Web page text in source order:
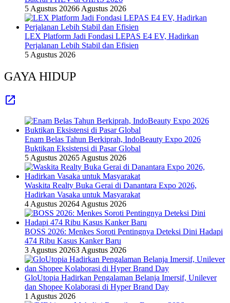
5 Agustus 20266 Agustus 2026
LEX Platform Jadi Fondasi LEPAS E4 EV, Hadirkan
Perjalanan Lebih Stabil dan Efisien
5 Agustus 2026
GAYA HIDUP
Enam Belas Tahun Berkiprah, IndoBeauty Expo 2026
Buktikan Eksistensi di Pasar Global
5 Agustus 20265 Agustus 2026
Waskita Realty Buka Gerai di Danantara Expo 2026,
Hadirkan Vasaka untuk Masyarakat
4 Agustus 20264 Agustus 2026
BOSS 2026: Menkes Soroti Pentingnya Deteksi Dini Hadapi
474 Ribu Kasus Kanker Baru
3 Agustus 20263 Agustus 2026
GloUtopia Hadirkan Pengalaman Belanja Imersif, Unilever
dan Shopee Kolaborasi di Hyper Brand Day
1 Agustus 2026